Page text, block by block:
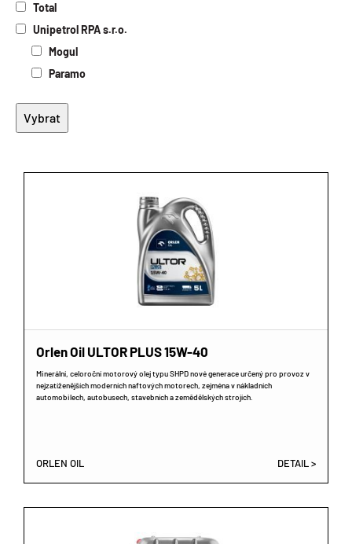
Total
Unipetrol RPA s.r.o.
Mogul
Paramo
Orlen Oil ULTOR PLUS 15W-40
Minerální, celoroční motorový olej typu SHPD nové generace určený pro provoz v
nejzatíženějších moderních naftových motorech, zejména v nákladních
automobilech, autobusech, stavebních a zemědělských strojích.
ORLEN OIL DETAIL >